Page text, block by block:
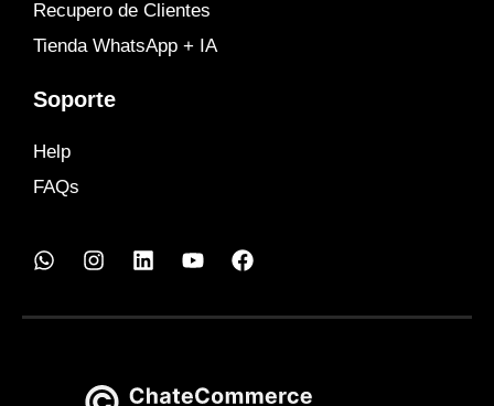
Recupero de Clientes
Tienda WhatsApp + IA
Soporte
Help
FAQs